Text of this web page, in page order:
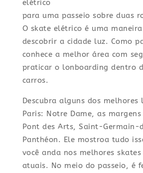
para uma passeio sobre duas
O skate elétrico é uma
descobrir a cidade luz. Como
conhece a melhor área com
praticar o lonboarding dentro
carros.
Descubra alguns dos melhores
Paris: Notre Dame, as
Pont des Arts, Saint-Germain-
Panthéon. Ele mostroa tudo
você anda nos melhores
atuais. No meio do passeio, é